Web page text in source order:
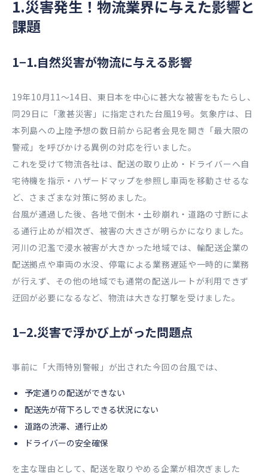
1.災害発生！物流業界に与えた影響と
課題
1−1.自然災害が物流に与える影響
19年10月11〜14日、東日本を中心に甚大な被害をもたらし、
同29日に「激甚災害」に指定された台風19号。気象庁は、日
本列島への上陸予想の数日前から記者会見を開き「最大限の
警戒」を呼びかける異例の対応を行いました。
これを受けて物流各社は、配送の取り止め・ドライバーへ自
宅待機を指示・ハザードマップを参照し車両を移動させるな
ど、さまざまな対策に努めました。
台風が通過した後、各地で倒木・土砂崩れ・道路の寸断によ
る通行止めが相次ぎ、被害の大きさが明らかになりました。
河川の氾濫で浸水被害が大きかった地域では、輸配送企業の
配送拠点や車両の水没、停電による業務遅延や一時的に業務
が行えず、その他の地域でも通常の配送ルートが利用できず
迂回が必要になるなど、物流は大きな打撃を受けました。
1−2.災害で浮かび上がった問題点
事前に「大雨特別警報」が出された今回の台風では、
予定通りの配送ができない
配送先が荷下ろしできる状況にない
道路の渋滞、通行止め
ドライバーの安全確保
を主な理由として、配送を取りやめる企業が相次ぎました